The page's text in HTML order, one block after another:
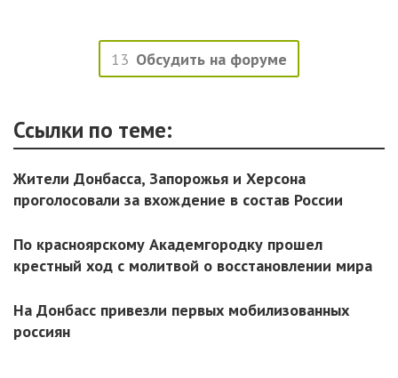
13 Обсудить на форуме
Ссылки по теме:
Жители Донбасса, Запорожья и Херсона
проголосовали за вхождение в состав России
По красноярскому Академгородку прошел
крестный ход с молитвой о восстановлении мира
На Донбасс привезли первых мобилизованных
россиян